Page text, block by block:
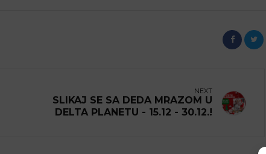
NEXT
SLIKAJ SE SA DEDA MRAZOM U
DELTA PLANETU - 15.12 - 30.12.!